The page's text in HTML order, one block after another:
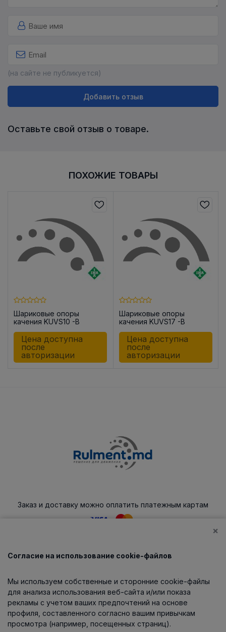
(на сайте не публикуется)
Добавить отзыв
Оставьте свой отзыв о товаре.
ПОХОЖИЕ ТОВАРЫ
Шариковые опоры
качения KUVS10 -B
Цена доступна
после
авторизации
Шариковые опоры
качения KUVS17 -B
Цена доступна
после
авторизации
Заказ и доставку можно оплатить платежным картам
Каталог
О компании
Информация
×
Согласие на использование cookie-файлов
Мы используем собственные и сторонние cookie-файлы
для анализа использования веб-сайта и/или показа
рекламы с учетом ваших предпочтений на основе
профиля, составленного согласно вашим привычкам
просмотра (например, посещенных страниц).